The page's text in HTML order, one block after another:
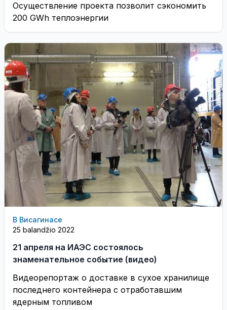
Осуществление проекта позволит сэкономить
200 GWh теплоэнергии
В Висагинасе
25 balandžio 2022
21 апреля на ИАЭС состоялось
знаменательное событие (видео)
Видеорепортаж о доставке в сухое хранилище
последнего контейнера с отработавшим
ядерным топливом